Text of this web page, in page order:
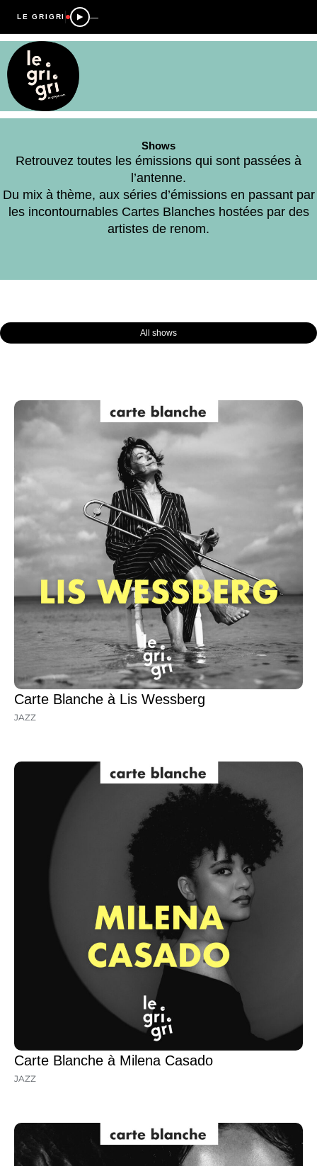
LE GRIGRI —
Shows
Retrouvez toutes les émissions qui sont passées à
l’antenne.
Du mix à thème, aux séries d’émissions en passant par
les incontournables Cartes Blanches hostées par des
artistes de renom.
All shows
Carte Blanche à Lis Wessberg
JAZZ
Carte Blanche à Milena Casado
JAZZ